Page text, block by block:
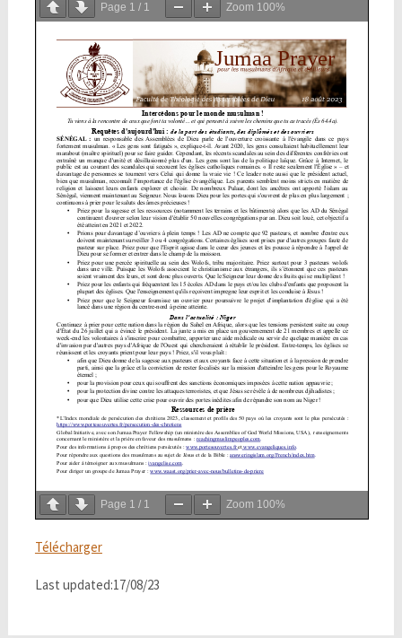
Page 1 / 1 Zoom 100%
Page 1 / 1 Zoom 100%
Télécharger
Last updated:17/08/23